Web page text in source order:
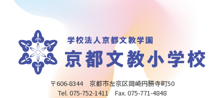
〒606-8344 京都市左京区岡崎円勝寺町50
Tel. 075-752-1411 Fax. 075-771-4848